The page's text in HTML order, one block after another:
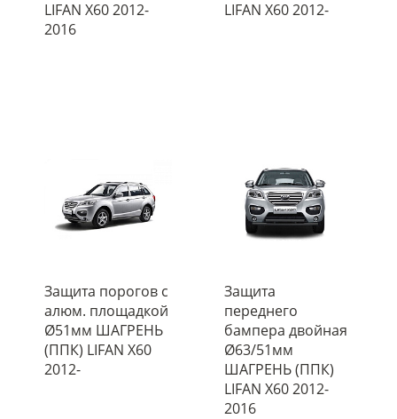
LIFAN X60 2012-
2016
LIFAN X60 2012-
Защита порогов с
алюм. площадкой
Ø51мм ШАГРЕНЬ
(ППК) LIFAN X60
2012-
Защита
переднего
бампера двойная
Ø63/51мм
ШАГРЕНЬ (ППК)
LIFAN X60 2012-
2016